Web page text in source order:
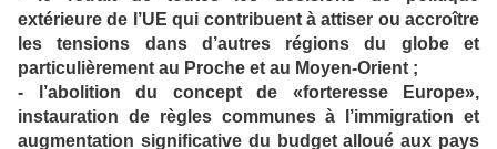
extérieure de l’UE qui contribuent à attiser ou accroître
les tensions dans d’autres régions du globe et
particulièrement au Proche et au Moyen-Orient ;
- l’abolition du concept de «forteresse Europe»,
instauration de règles communes à l’immigration et
augmentation significative du budget alloué aux pays